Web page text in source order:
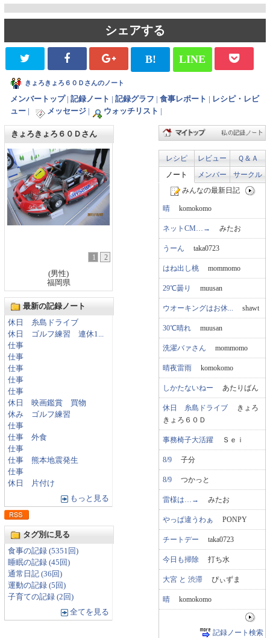
シェアする
B! LINE
きょろきょろ６０Ｄさんのノート
メンバートップ| 記録ノート 記録グラフ 食事レポート
レシピ・レビ
ュー
メッセージ ウォッチリスト
きょろきょろ６０Ｄさん
1
2
(男性)
福岡県
最新の記録ノート
休日 糸島ドライブ
休日 ゴルフ練習 連休1...
仕事
仕事
仕事
仕事
仕事
休日 映画鑑賞 買物
休み ゴルフ練習
仕事
仕事 外食
仕事
仕事 熊本地震発生
仕事
休日 片付け
もっと見る
タグ別に見る
食事の記録 (5351回)
睡眠の記録 (45回)
通常日記 (36回)
運動の記録 (5回)
子育ての記録 (2回)
全てを見る
レシピ レビュー
Ｑ＆Ａ
ノート
メンバー
サークル
みんなの最新日記
晴 komokomo
ネットCM…→ みたお
うーん taka0723
はね出し桃 mommomo
29℃曇り muusan
ウオーキングはお休... shawt
30℃晴れ muusan
洗濯バァさん mommomo
晴夜雷雨 komokomo
しかたないねー あたりばん
休日 糸島ドライブ きょろ
きょろ６０Ｄ
事務椅子大活躍 Ｓｅｉ
8/9 子分
8/9 つかっと
雷様は…→ みたお
やっぱ違うわぁ PONPY
チートデー taka0723
今日も掃除 打ち水
大宮 と 渋滞 ぴぃずま
晴 komokomo
記録ノート検索